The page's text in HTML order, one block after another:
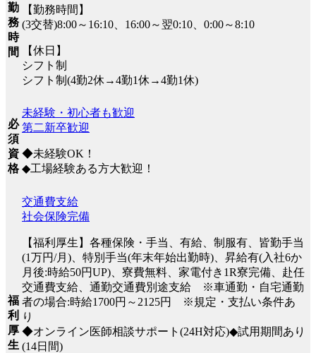
勤
務
時
間
【勤務時間】
(3交替)8:00～16:10、16:00～翌0:10、0:00～8:10
【休日】
シフト制
シフト制(4勤2休→4勤1休→4勤1休)
必
須
資
格
未経験・初心者も歓迎
第二新卒歓迎
◆未経験OK！
◆工場経験ある方大歓迎！
福
利
厚
生
交通費支給
社会保険完備
【福利厚生】各種保険・手当、有給、制服有、皆勤手当
(1万円/月)、特別手当(年末年始出勤時)、昇給有(入社6か
月後:時給50円UP)、寮費無料、家電付き1R寮完備、赴任
交通費支給、通勤交通費別途支給 ※車通勤・自宅通勤
者の場合:時給1700円～2125円 ※規定・支払い条件あ
り
◆オンライン医師相談サポート(24H対応)◆試用期間あり
(14日間)